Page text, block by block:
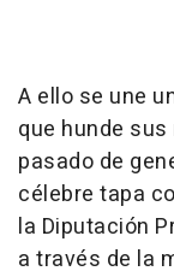
A ello se une
que hunde
pasado de
célebre tapa
la Diputación
a través de la